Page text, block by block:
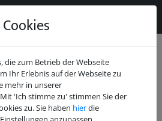
die zum Betrieb der Webseite
Ihr Erlebnis auf der Webseite zu
mehr in unserer
'Ich stimme zu' stimmen Sie der
zu. Sie haben hierdie